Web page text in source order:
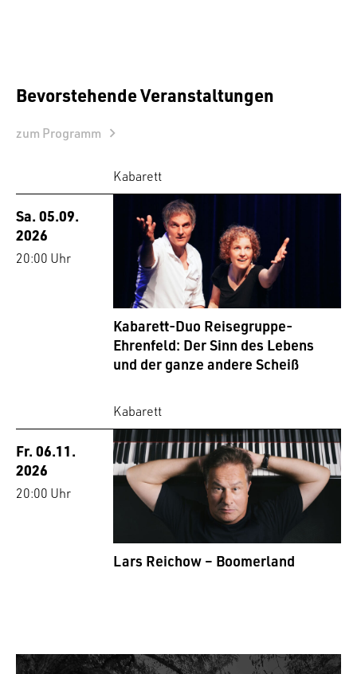
Bevorstehende Veranstaltungen
zum Programm
Kabarett
Sa. 05.09.
2026
20:00 Uhr
Kabarett-Duo Reisegruppe-
Ehrenfeld: Der Sinn des Lebens
und der ganze andere Scheiß
Kabarett
Fr. 06.11.
2026
20:00 Uhr
Lars Reichow – Boomerland